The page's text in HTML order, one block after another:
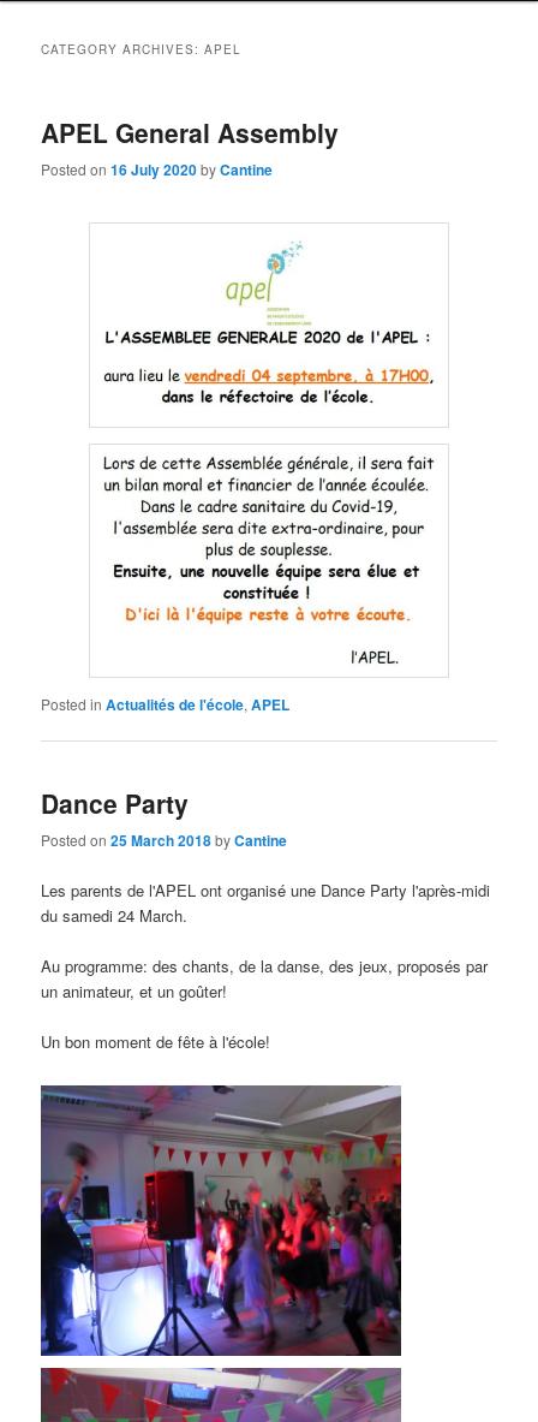
CATEGORY ARCHIVES:APEL
APEL General Assembly
Posted on16 July 2020byCantine
Posted in Actualités de l'école,APEL
Dance Party
Posted on25 March 2018byCantine
Les parents de l'APEL ont organisé une Dance Party l'après-midi
du samedi 24 March.
Au programme: des chants, de la danse, des jeux, proposés par
un animateur, et un goûter!
Un bon moment de fête à l'école!